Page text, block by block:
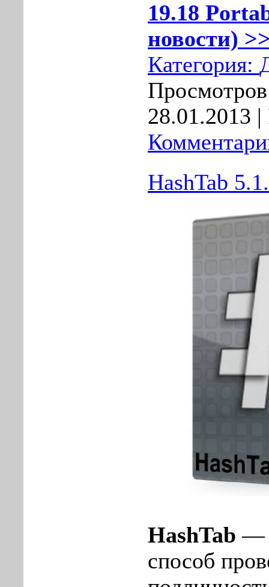
19.18
новости)
Категория:
28.01.2013 |
HashTab
HashTab —
способ